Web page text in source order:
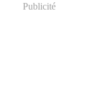
Publicité